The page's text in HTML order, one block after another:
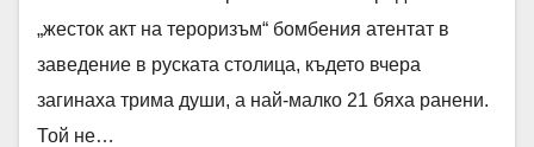
„жесток акт на тероризъм“ бомбения атентат в
заведение в руската столица, където вчера
загинаха трима души, а най-малко 21 бяха ранени.
Той не…